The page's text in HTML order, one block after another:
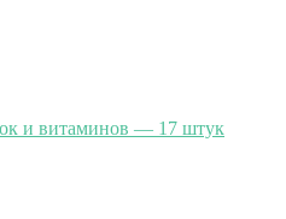
и витаминов — 17 штук